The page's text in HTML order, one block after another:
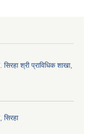
श्री प्राविधिक शाखा,
सिरहा